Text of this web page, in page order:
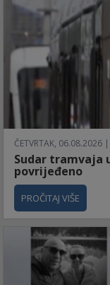
ČETVRTAK, 06.08.2026
Sudar tramvaja
povrijeđeno
PROČITAJ VIŠE